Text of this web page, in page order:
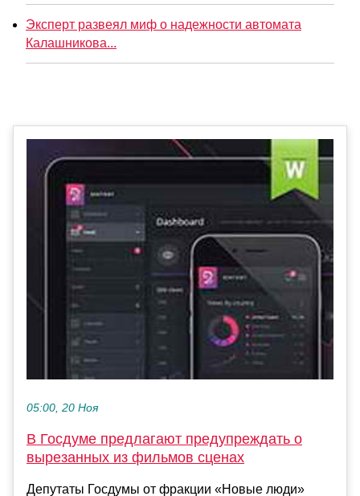
Эксперт развеял миф о надежности автомата
Калашникова...
05:00, 20 Ноя
В Госдуме предлагают предупреждать о
вырезанных из фильмов сценах
Депутаты Госдумы от фракции «Новые люди»